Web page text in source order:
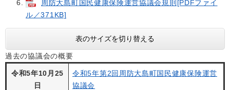
周防大島町国民健康保険運営協議会規則[PDFファイ
ル／371KB]
表のサイズを切り替える
過去の協議会の概要
令和5年10月25
日
令和5年第2回周防大島町国民健康保険運営
協議会